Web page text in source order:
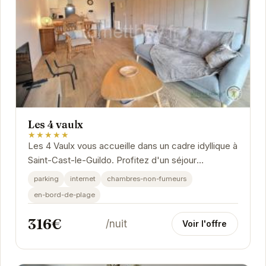
Les 4 vaulx
★★★★★
Les 4 Vaulx vous accueille dans un cadre idyllique à
Saint-Cast-le-Guildo. Profitez d'un séjour
inoubliable dans cet établissement d'exception.
parking internet
chambres-non-fumeurs
en-bord-de-plage
316€ /nuit Voir l'offre